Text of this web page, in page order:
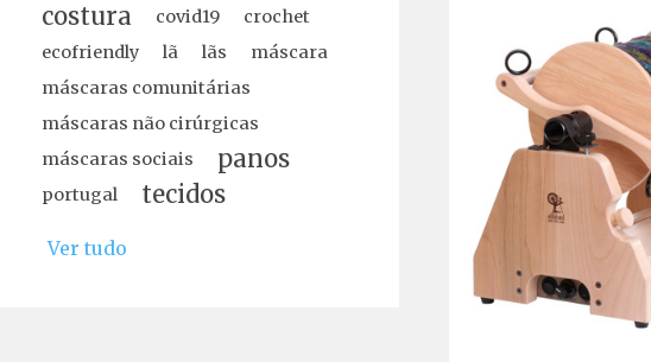
costura
covid19
crochet
ecofriendly
lã lãs
máscara
máscaras comunitárias
máscaras não cirúrgicas
máscaras sociais
panos
portugal tecidos
Ver tudo